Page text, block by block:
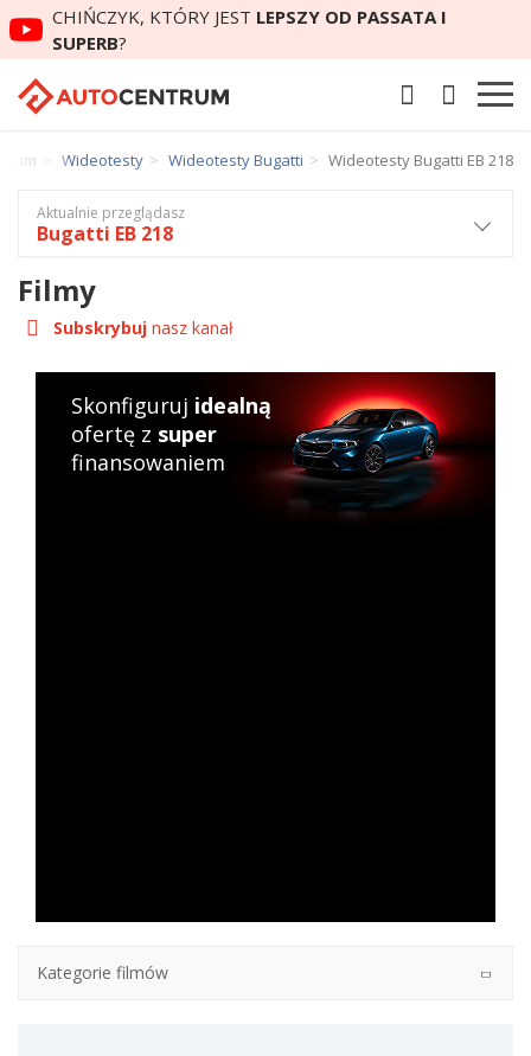
CHIŃCZYK, KTÓRY JEST LEPSZY OD PASSATA I
SUPERB?
Wideotesty Wideotesty Bugatti Wideotesty Bugatti EB 218
Aktualnie przeglądasz
Bugatti EB 218
Filmy
Subskrybuj nasz kanał
Skonfiguruj idealną
ofertę z super
finansowaniem
Kategorie filmów